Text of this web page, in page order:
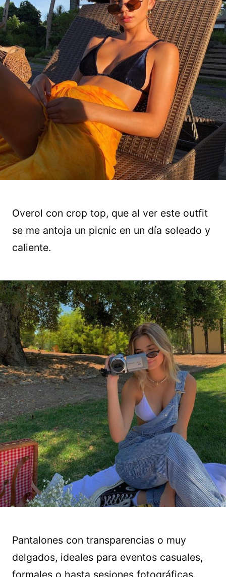
Overol con crop top, que al ver este outfit
se me antoja un picnic en un día soleado y
caliente.
Pantalones con transparencias o muy
delgados, ideales para eventos casuales,
formales o hasta sesiones fotográficas.